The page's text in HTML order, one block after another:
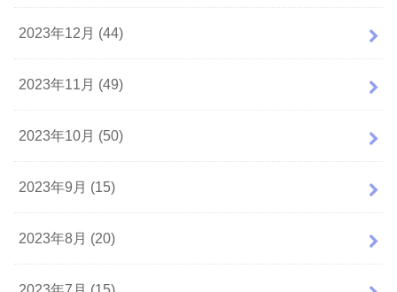
2023年12月 (44)
2023年11月 (49)
2023年10月 (50)
2023年9月 (15)
2023年8月 (20)